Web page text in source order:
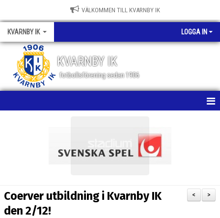
VÄLKOMMEN TILL KVARNBY IK
KVARNBY IK LOGGA IN
KVARNBY IK
fotbollsförening sedan 1906
BILDGALLERI
>
<
Coerver utbildning i Kvarnby IK
den 2/12!